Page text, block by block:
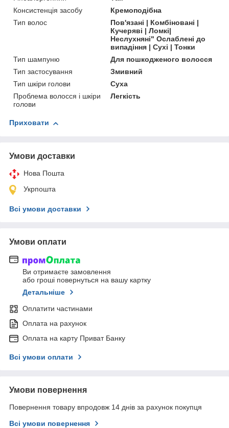
Консистенція засобу
Кремоподібна
Тип волос
Пов'язані | Комбіновані |
Кучеряві | Ломкі|
Неслухняні" Ослаблені до
випадіння | Сухі | Тонки
Тип шампуню
Для пошкодженого волосся
Тип застосування
Змивний
Тип шкіри голови
Суха
Проблема волосся і шкіри
голови
Легкість
Приховати
Умови доставки
Нова Пошта
Укрпошта
Всі умови доставки
Умови оплати
Ви отримаєте замовлення
або гроші повернуться на вашу картку
Детальніше
Оплатити частинами
Оплата на рахунок
Оплата на карту Приват Банку
Всі умови оплати
Умови повернення
Повернення товару впродовж 14 днів за рахунок покупця
Всі умови повернення